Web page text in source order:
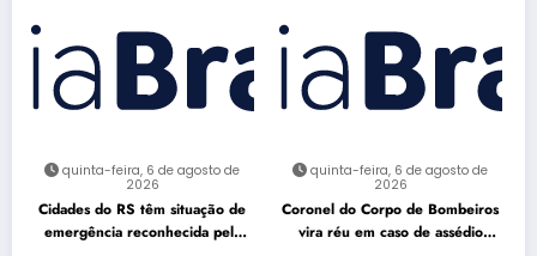
quinta-feira, 6 de agosto de
2026
Cidades do RS têm situação de
emergência reconhecida pela
quinta-feira, 6 de agosto de
2026
Coronel do Corpo de Bombeiros
vira réu em caso de assédio